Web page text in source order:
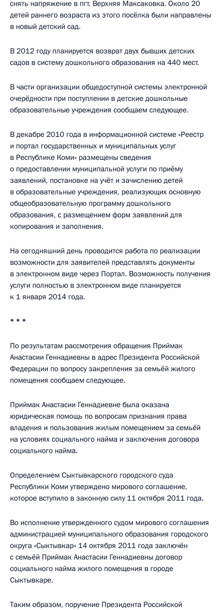
снять напряжение в пгт. Верхняя Максаковка. Около 20
детей раннего возраста из этого посёлка были направлены
в новый детский сад.
В 2012 году планируется возврат двух бывших детских
садов в систему дошкольного образования на 440 мест.
В части организации общедоступной системы электронной
очерёдности при поступлении в детские дошкольные
образовательные учреждения сообщаем следующее.
В декабре 2010 года в информационной системе «Реестр
и портал государственных и муниципальных услуг
в Республике Коми» размещены сведения
о предоставлении муниципальной услуги по приёму
заявлений, постановке на учёт и зачислению детей
в образовательные учреждения, реализующих основную
общеобразовательную программу дошкольного
образования, с размещением форм заявлений для
копирования и заполнения.
На сегодняшний день проводится работа по реализации
возможности для заявителей представлять документы
в электронном виде через Портал. Возможность получения
услуги полностью в электронном виде планируется
к 1 января 2014 года.
* * *
По результатам рассмотрения обращения Приймак
Анастасии Геннадиевны в адрес Президента Российской
Федерации по вопросу закрепления за семьёй жилого
помещения сообщаем следующее.
Приймак Анастасии Геннадиевне была оказана
юридическая помощь по вопросам признания права
владения и пользования жилым помещением за семьёй
на условиях социального найма и заключения договора
социального найма.
Определением Сыктывкарского городского суда
Республики Коми утверждено мирового соглашение,
которое вступило в законную силу 11 октября 2011 года.
Во исполнение утвержденного судом мирового соглашения
администрацией муниципального образования городского
округа «Сыктывкар» 14 октября 2011 года заключён
с семьёй Приймак Анастасии Геннадиевны договор
социального найма жилого помещения в городе
Сыктывкаре.
Таким образом, поручение Президента Российской